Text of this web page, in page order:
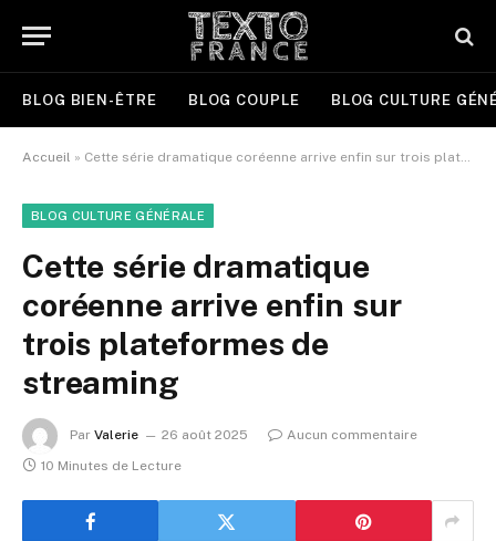
BLOG BIEN-ÊTRE BLOG COUPLE BLOG CULTURE
Accueil » Cette série dramatique coréenne arrive enfin sur trois plateformes de streaming
BLOG CULTURE GÉNÉRALE
Cette série dramatique
coréenne arrive enfin sur
trois plateformes de
streaming
Par Valerie 26 août 2025
Aucun commentaire
10 Minutes de Lecture